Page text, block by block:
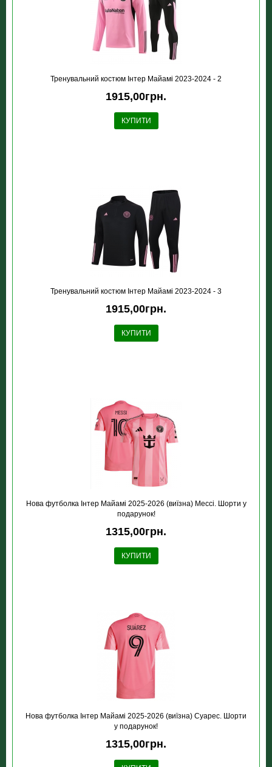
Тренувальний костюм Інтер Майамі 2023-2024 - 2
1915,00грн.
КУПИТИ
Тренувальний костюм Інтер Майамі 2023-2024 - 3
1915,00грн.
КУПИТИ
Нова футболка Інтер Майамі 2025-2026 (виїзна) Мессі. Шорти у
подарунок!
1315,00грн.
КУПИТИ
Нова футболка Інтер Майамі 2025-2026 (виїзна) Суарес. Шорти
у подарунок!
1315,00грн.